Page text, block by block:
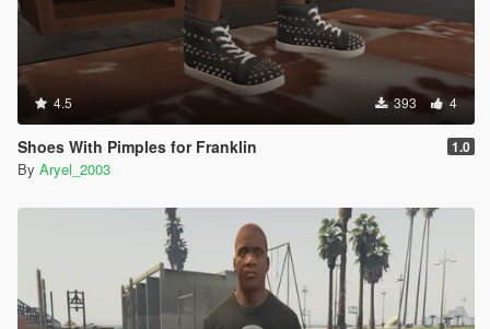
4.5 393 4
Shoes With Pimples for Franklin 1.0
By Aryel_2003